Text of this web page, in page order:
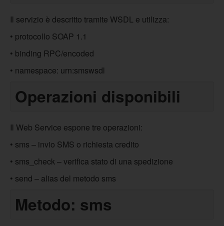
Il servizio è descritto tramite WSDL e utilizza:
• protocollo SOAP 1.1
• binding RPC/encoded
• namespace: urn:smswsdl
Operazioni disponibili
Il Web Service espone tre operazioni:
• sms – invio SMS o richiesta credito
• sms_check – verifica stato di una spedizione
• send – alias del metodo sms
Metodo: sms